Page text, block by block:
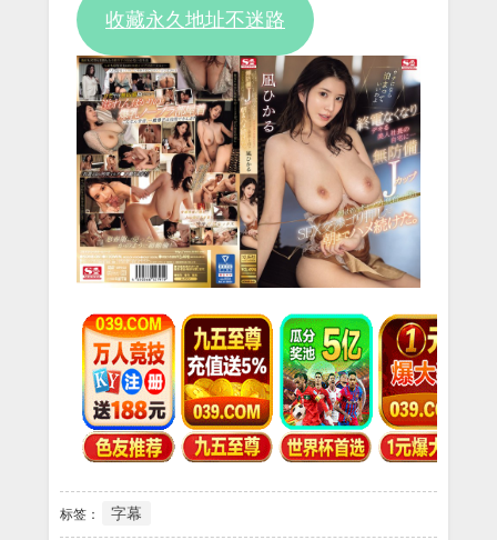
收藏永久地址不迷路
标签： 字幕